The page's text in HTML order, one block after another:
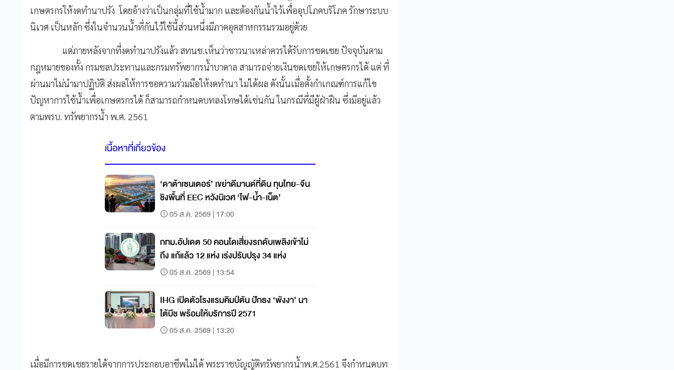
เกษตรกรให้งดทำนาปรังโดยอ้างว่าเป็นกลุ่มที่ใช้น้ำมาก และต้องกันน้ำไว้เพื่ออุปโภคบริโภค รักษาระบบ
นิเวศ เป็นหลัก ซึ่งในจำนวนน้ำที่กันไว้ใช้นี้ส่วนหนึ่งมีภาคอุตสาหกรรมรวมอยู่ด้วย
แต่ภายหลังจากที่งดทำนาปรังแล้ว สทนช.เห็นว่าชาวนาเหล่าควรได้รับการชดเชย ปัจจุบันตาม
กฎหมายของทั้ง กรมชลประทานและกรมทรัพยากรน้ำบาดาล สามารถจ่ายเงินชดเชยให้เกษตรกรได้ แต่ ที่
ผ่านมาไม่นำมาปฏิบัติ ส่งผลให้การขอความร่วมมือให้งดทำนา ไม่ได้ผล ดังนั้นเมื่อตั้งกำเกณฑ์การแก้ไข
ปัญหาการใช้น้ำเพื่อเกษตรกรได้ ก็สามารถกำหนดบทลงโทษได้เช่นกัน ในกรณีที่มีผู้ฝ่าฝืน ซึ่งมีอยู่แล้ว
ตามพรบ. ทรัพยากรน้ำ พ.ศ. 2561
เนื้อหาที่เกี่ยวข้อง
‘ดาต้าเซนเตอร์’ เขย่าดีมานด์ที่ดิน ทุนไทย-จีน
ชิงพื้นที่ EEC หวังนิเวศ ‘ไฟ-น้ำ-เน็ต’
05 ส.ค. 2569 | 17:00
กทม.อัปเดต 50 คอนโดเสี่ยงรถดับเพลิงเข้าไม่
ถึง แก้แล้ว 12 แห่ง เร่งปรับปรุง 34 แห่ง
05 ส.ค. 2569 | 13:54
IHG เปิดตัวโรงแรมคิมป์ตัน ปักธง ‘พังงา’ นา
ใต้บีช พร้อมให้บริการปี 2571
05 ส.ค. 2569 | 13:20
เมื่อมีการชดเชยรายได้จากการประกอบอาชีพไม่ได้ พระราชบัญญัติทรัพยากรน้ำพ.ศ.2561 จึงกำหนดบท